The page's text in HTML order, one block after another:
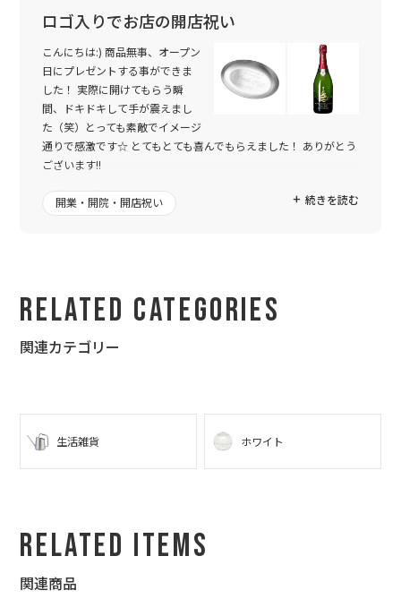
ロゴ入りでお店の開店祝い
こんにちは:) 商品無事、オープン
日にプレゼントする事ができま
した！ 実際に開けてもらう瞬
間、ドキドキして手が震えまし
た（笑）とっても素敵でイメージ
通りで感激です☆ とてもとても喜んでもらえました！ ありがとう
ございます!!
今回は、4回目の利用でした。 今まではロゴなどを、作ってもら
う事なく、発注画面からスムーズに注文をし、メールが来て商品
メールではなく、ラインでのやり取りができるなんて！素晴らし
いですね☆ 何度も何度もワガママを聞いて頂き、迅速に対応して
頂き、本当に素敵なデザインに仕上がりました☆
私もデザインや美術系？が好きなので、とても尊敬します☆ ま
た、これからも利用させて頂きたいと思いますので、どうぞよろ
続きを読む
開業・開院・開店祝い
Related Categories
関連カテゴリー
生活雑貨 ホワイト
Related Items
関連商品